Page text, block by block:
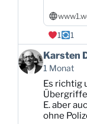
1
1
Beitrag
von
Karsten
Dittmann
Bluesky
ansehen
Karsten
1 Monat
Es richtig
E. aber
ohne